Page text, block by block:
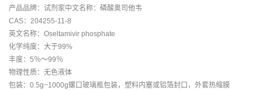
产品品牌：试剂家中文名称：磷酸奥司他韦
CAS：204255-11-8
英文名称：Oseltamivir phosphate
化学纯度：大于99%
丰度：5％～99％
物理性质：无色液体
包装：0.5g~1000g螺口玻璃瓶包装，塑料内塞或铝箔封口，外套热缩膜